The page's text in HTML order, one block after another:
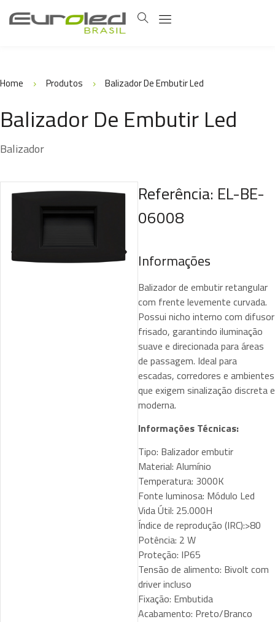
Home Produtos Balizador De Embutir Led
Balizador De Embutir Led
Balizador
Referência: EL-BE-
06008
Informações
Balizador de embutir retangular
com frente levemente curvada.
Possui nicho interno com difusor
frisado, garantindo iluminação
suave e direcionada para áreas
de passagem. Ideal para
escadas, corredores e ambientes
que exigem sinalização discreta e
moderna.
Informações Técnicas:
Tipo: Balizador embutir
Material: Alumínio
Temperatura: 3000K
Fonte luminosa: Módulo Led
Vida Útil: 25.000H
Índice de reprodução (IRC):>80
Potência: 2 W
Proteção: IP65
Tensão de alimento: Bivolt com
driver incluso
Fixação: Embutida
Acabamento: Preto/Branco